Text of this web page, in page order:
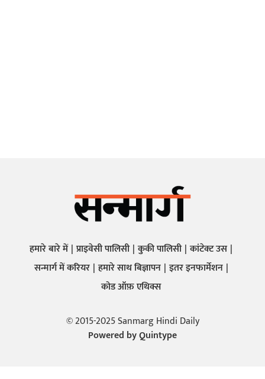
हमारे बारे में प्राइवेसी पालिसी कुकी पालिसी कांटेक्ट उस
सन्मार्ग में करियर हमारे साथ बिज्ञापन इतर इनफार्मेशन
कोड ऑफ़ एथिक्स
© 2015-2025 Sanmarg Hindi Daily
Powered byQuintype